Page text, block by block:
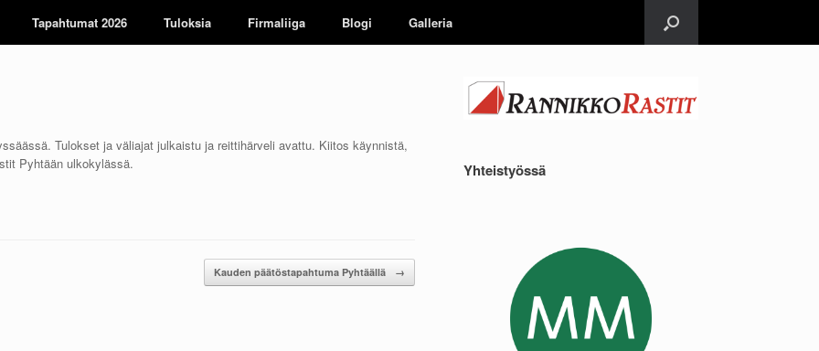
Tapahtumat 2026 Tuloksia Firmaliiga Blogi Galleria
Tulokset ja väliajat julkaistu ja reittihärveli avattu. Kiitos käynnistä,
Pyhtään ulkokylässä.
Kauden päätöstapahtuma Pyhtäällä →
Yhteistyössä